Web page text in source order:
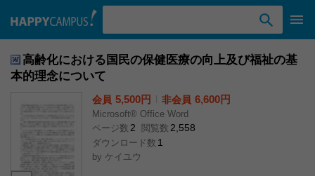
高齢化における国民の保健医療の向上及び福祉の基
本的理念について
会員 5,500円 非会員 6,600円
Microsoft® Office Word
ページ数 2 閲覧数 2,558
ダウンロード数 1
by ケイユウ